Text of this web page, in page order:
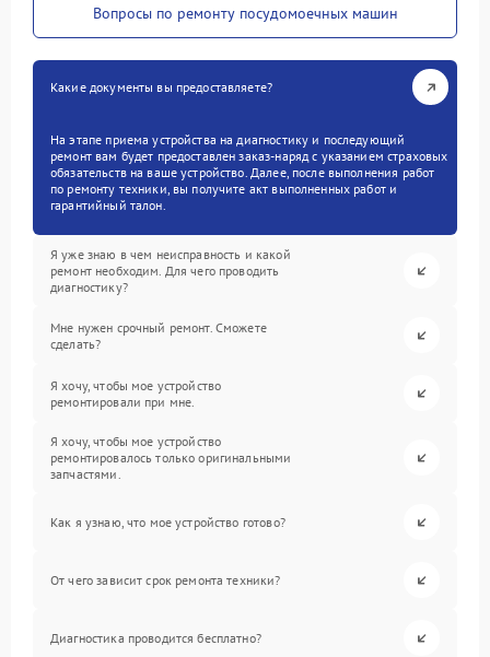
Вопросы по ремонту посудомоечных машин
Какие документы вы предоставляете?
На этапе приема устройства на диагностику и последующий
ремонт вам будет предоставлен заказ-наряд с указанием страховых
обязательств на ваше устройство. Далее, после выполнения работ
по ремонту техники, вы получите акт выполненных работ и
гарантийный талон.
Я уже знаю в чем неисправность и какой
ремонт необходим. Для чего проводить
диагностику?
Мне нужен срочный ремонт. Сможете
сделать?
Я хочу, чтобы мое устройство
ремонтировали при мне.
Я хочу, чтобы мое устройство
ремонтировалось только оригинальными
запчастями.
Как я узнаю, что мое устройство готово?
От чего зависит срок ремонта техники?
Диагностика проводится бесплатно?